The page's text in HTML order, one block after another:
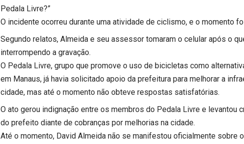
Pedala Livre?”
O incidente ocorreu durante uma atividade de ciclismo, e o momento
Segundo relatos, Almeida e seu assessor tomaram o celular após o
interrompendo a gravação.
O Pedala Livre, grupo que promove o uso de bicicletas como
em Manaus, já havia solicitado apoio da prefeitura para melhorar a
cidade, mas até o momento não obteve respostas satisfatórias.
O ato gerou indignação entre os membros do Pedala Livre e levantou
do prefeito diante de cobranças por melhorias na cidade.
Até o momento, David Almeida não se manifestou oficialmente sobre